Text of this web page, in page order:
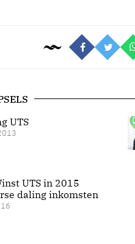
UTS
UTS in 2015
daling inkomsten